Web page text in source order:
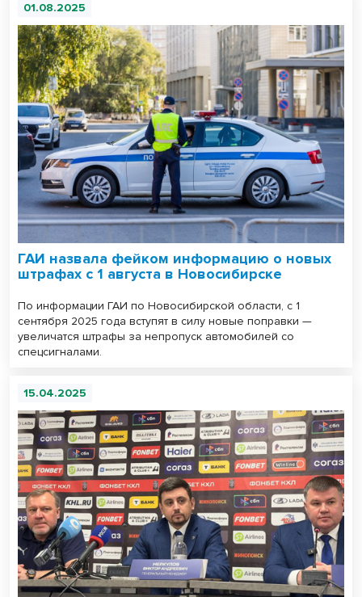
01.08.2025
ГАИ назвала фейком информацию о новых
штрафах с 1 августа в Новосибирске
По информации ГАИ по Новосибирской области, с 1
сентября 2025 года вступят в силу новые поправки —
увеличатся штрафы за непропуск автомобилей со
спецсигналами.
15.04.2025